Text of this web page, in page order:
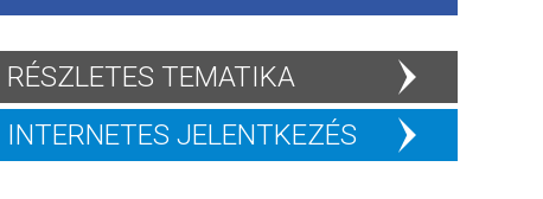
RÉSZLETES TEMATIKA
INTERNETES JELENTKEZÉS